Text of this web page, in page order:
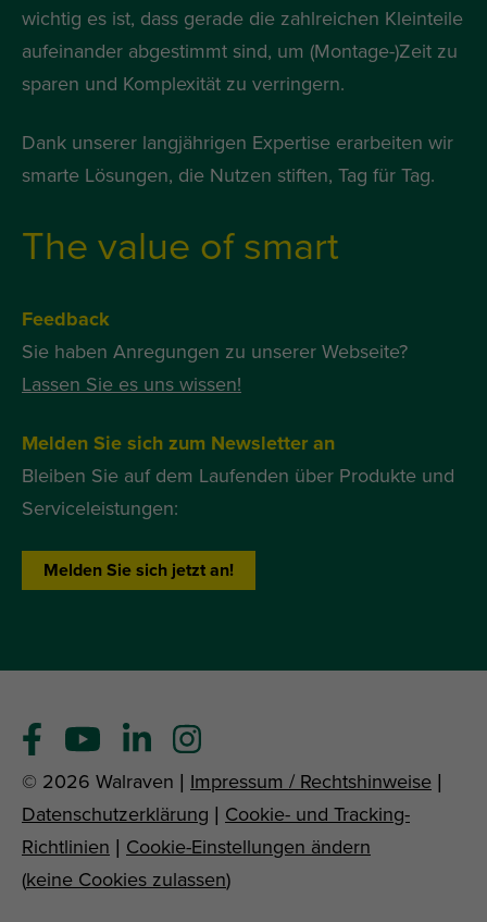
wichtig es ist, dass gerade die zahlreichen Kleinteile
aufeinander abgestimmt sind, um (Montage-)Zeit zu
sparen und Komplexität zu verringern.
Dank unserer langjährigen Expertise erarbeiten wir
smarte Lösungen, die Nutzen stiften, Tag für Tag.
The value of smart
Feedback
Sie haben Anregungen zu unserer Webseite?
Lassen Sie es uns wissen!
Melden Sie sich zum Newsletter an
Bleiben Sie auf dem Laufenden über Produkte und
Serviceleistungen:
Melden Sie sich jetzt an!
© 2026 Walraven | Impressum / Rechtshinweise |
Datenschutzerklärung | Cookie- und Tracking-
Richtlinien | Cookie-Einstellungen ändern
(keine Cookies zulassen)